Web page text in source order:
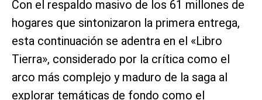
Con el respaldo masivo de los 61 millones de
hogares que sintonizaron la primera entrega,
esta continuación se adentra en el «Libro
Tierra», considerado por la crítica como el
arco más complejo y maduro de la saga al
explorar temáticas de fondo como el